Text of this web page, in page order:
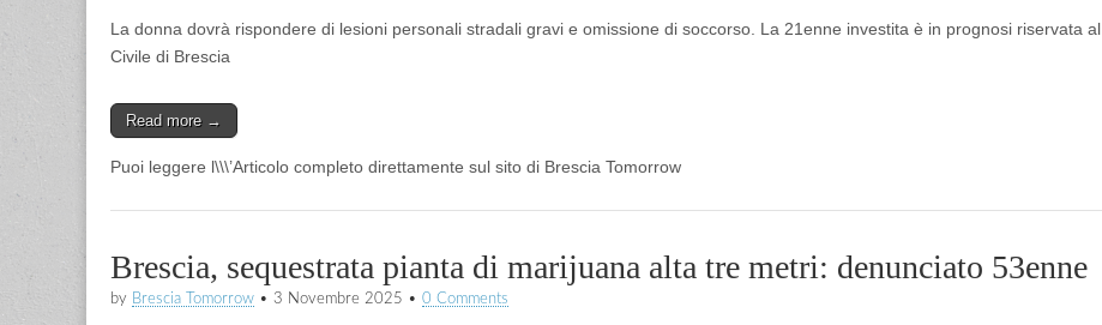
La donna dovrà rispondere di lesioni personali stradali gravi e omissione di soccorso. La 21enne investita è in prognosi riservata al
Civile di Brescia
Read more →
Puoi leggere l\\\’Articolo completo direttamente sul sito di Brescia Tomorrow
Brescia, sequestrata pianta di marijuana alta tre metri: denunciato 53enne
by Brescia Tomorrow • 3 Novembre 2025 • 0 Comments